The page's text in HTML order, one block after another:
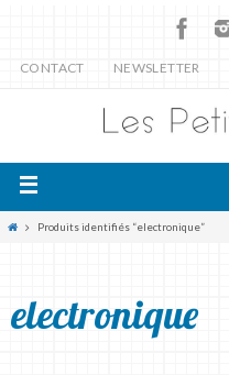
CONTACT NEWSLETTER
Produits identifiés “electronique”
electronique